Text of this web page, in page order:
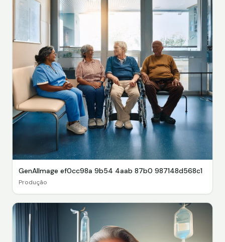
GenAIImage ef0cc98a 9b54 4aab 87b0 987148d568c1
Produção